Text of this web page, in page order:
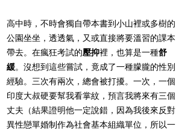
高中時，不時會獨自帶本書到小山裡或多樹的
公園坐坐，透透氣，又或直接將要溫習的課本
帶去。在瘋狂考試的壓抑裡，也算是一種舒
緩。沒想到這些嘗試，竟成了一種朦朧的性別
經驗。三次有兩次，總會被打擾。一次，一個
印度大叔硬要幫我看掌紋，預言我將來有三個
丈夫（結果證明他一定說錯，因為我後來反對
異性戀單婚制作為社會基本組織單位，所以一